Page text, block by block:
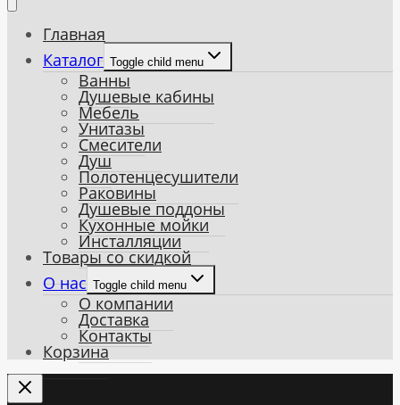
Главная
Каталог Toggle child menu
Ванны
Душевые кабины
Мебель
Унитазы
Смесители
Душ
Полотенцесушители
Раковины
Душевые поддоны
Кухонные мойки
Инсталляции
Товары со скидкой
О нас Toggle child menu
О компании
Доставка
Контакты
Корзина